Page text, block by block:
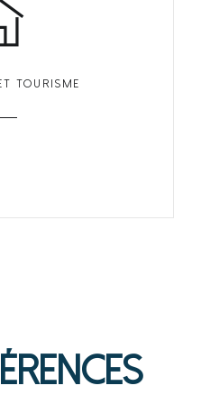
TOURISME